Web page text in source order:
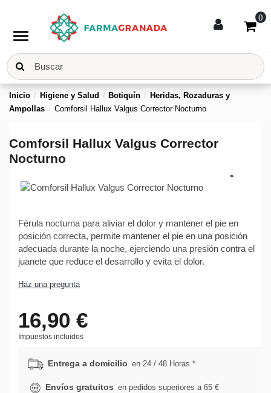
menu
0
Inicio Higiene y Salud Botiquín
Heridas, Rozaduras y
Ampollas
Comforsil Hallux Valgus Corrector Nocturno
Comforsil Hallux Valgus Corrector
Nocturno
Férula nocturna para aliviar el dolor y mantener el pie en
posición correcta, permite mantener el pie en una posición
adecuada durante la noche, ejerciendo una presión contra el
juanete que reduce el desarrollo y evita el dolor.
Haz una pregunta
16,90 €
Impuestos incluidos
Entrega a domicilio en 24 / 48 Horas *
Envíos gratuitos en pedidos superiores a 65 €